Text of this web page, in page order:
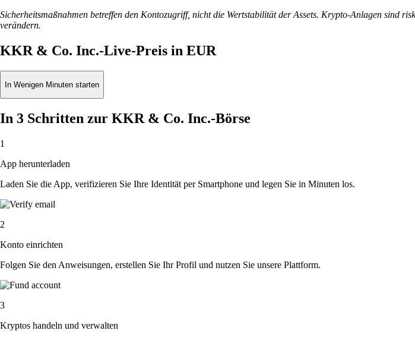
Sicherheitsmaßnahmen betreffen den Kontozugriff, nicht die Wertstabilität der Assets. Krypto-Anlagen sind
verändern.
KKR & Co. Inc.-Live-Preis in EUR
In Wenigen Minuten starten
In 3 Schritten zur KKR & Co. Inc.-Börse
1
App herunterladen
Laden Sie die App, verifizieren Sie Ihre Identität per Smartphone und legen Sie in Minuten los.
2
Konto einrichten
Folgen Sie den Anweisungen, erstellen Sie Ihr Profil und nutzen Sie unsere Plattform.
3
Kryptos handeln und verwalten